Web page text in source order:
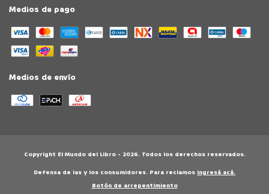
Medios de pago
Medios de envío
Copyright El Mundo del Libro - 2026. Todos los derechos reservados.
Defensa de las y los consumidores. Para reclamos ingresá acá.
Botón de arrepentimiento